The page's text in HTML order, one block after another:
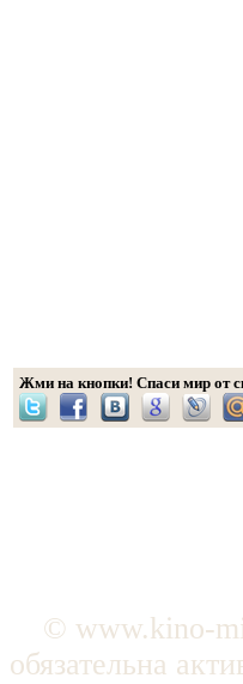
Жми на кнопки! Спаси мир от
© www.kino-
обязательна